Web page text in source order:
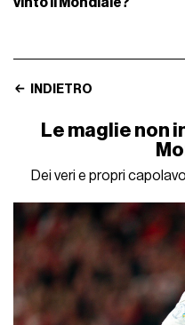
vinto il Mondiale?
INDIETRO
Le maglie non
Dei veri e propri